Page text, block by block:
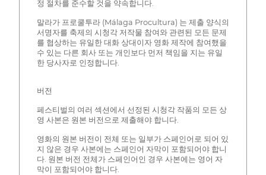
정 절차를 준수할 것을 약속합니다.
말라가 프로쿨투라 (Málaga Procultura) 는 제출 양식의
서명자를 축제의 시청각 저작물 참여와 관련된 모든 문제
를 협상하는 유일한 대화 상대이자 영화 제작에 참여했을
수 있는 다른 회사 또는 개인보다 먼저 책임을 지는 유일
한 당사자로 인정합니다.
버전
페스티벌의 여러 섹션에서 선정된 시청각 작품의 모든 상
영 사본은 원본 버전으로 제출해야 합니다.
영화의 원본 버전이 전체 또는 일부가 스페인어로 되어 있
지 않은 경우 사본에는 스페인어 자막이 포함되어야 합니
다. 원본 버전 전체가 스페인어인 경우 사본에는 영어 자
막이 포함되어야 합니다.